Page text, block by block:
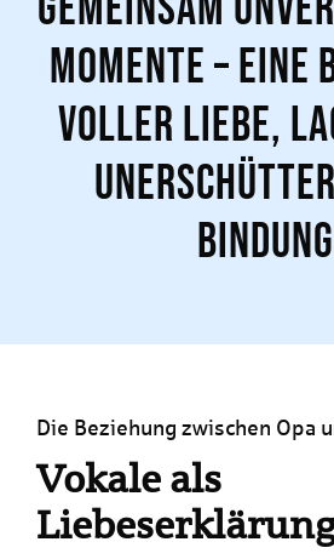
Momente – eine
voller Liebe,
Die Beziehung zwischen Opa
Vokale als